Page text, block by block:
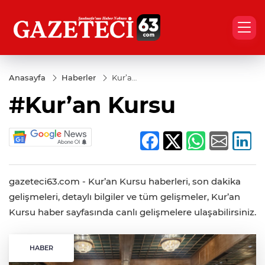
Anasayfa Haberler
Kur’an
#Kur’an Kursu
gazeteci63.com - Kur’an Kursu haberleri, son dakika
gelişmeleri, detaylı bilgiler ve tüm gelişmeler, Kur’an
Kursu haber sayfasında canlı gelişmelere ulaşabilirsiniz.
HABER